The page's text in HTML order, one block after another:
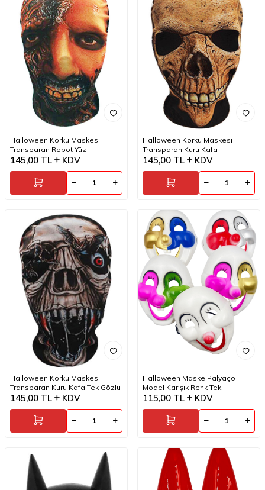
Halloween Korku Maskesi
Transparan Robot Yüz
145,00 TL KDV
Halloween Korku Maskesi
Transparan Kuru Kafa
145,00 TL KDV
Halloween Korku Maskesi
Transparan Kuru Kafa Tek Gözlü
145,00 TL KDV
Halloween Maske Palyaço
Model Karışık Renk Tekli
115,00 TL KDV